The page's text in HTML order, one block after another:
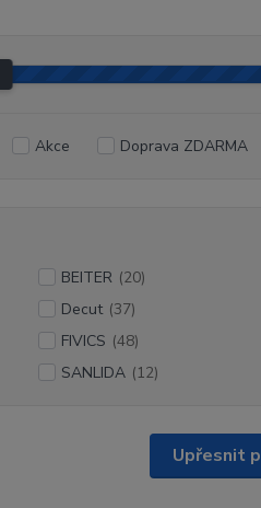
Upřesnit
Akce Doprava ZDARMA
BEITER (20)
Decut (37)
FIVICS (48)
SANLIDA (12)